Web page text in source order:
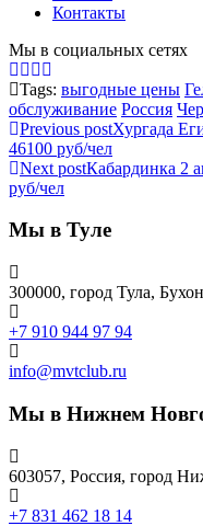
Контакты
Мы в социальных сетях
Tags: выгодные цены
обслуживание Россия
Previous postХургада
46100 руб/чел
Next postКабардинка 2
руб/чел
Мы в Туле
300000, город Тула,
+7 910 944 97 94
info@mvtclub.ru
Мы в Нижнем
603057, Россия, город
+7 831 462 18 14